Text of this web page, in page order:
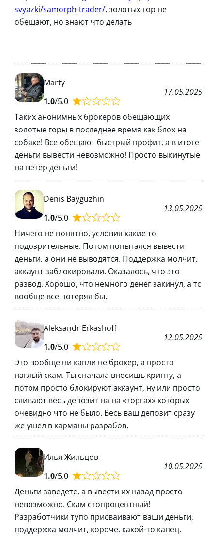
svyazki/samorph-trader/, золотых гор не
обещают, но знают что делать
Marty
1.0/5.0
17.05.2025
Таких анонимных брокеров обещающих
золотые горы в последнее время как блох на
собаке! Все обещают быстрый профит, а в итоге
деньги вывести невозможно! Просто выкинутые
на ветер деньги!
Denis Bayguzhin
1.0/5.0
13.05.2025
Ничего не понятно, условия какие то
подозрительные. Потом попытался вывести
деньги, а они не выводятся. Поддержка молчит,
аккаунт заблокировали. Оказалось, что это
развод. Хорошо, что немного денег закинул, а то
вообще все потерял бы.
Aleksandr Erkashoff
1.0/5.0
12.05.2025
Это вообще ни капли не брокер, а просто
наглый скам. Ты сначала вносишь крипту, а
потом просто блокируют аккаунт, ну или просто
сливают весь депозит на на «торгах» которых
очевидно что не было. Весь ваш депозит сразу
же ушел в карманы разрабов.
Илья Жильцов
1.0/5.0
10.05.2025
Деньги заведете, а вывести их назад просто
невозможно. Скам стопроцентный!
Разработчики тупо присваивают ваши деньги,
поддержка молчит, короче, какой-то капец.